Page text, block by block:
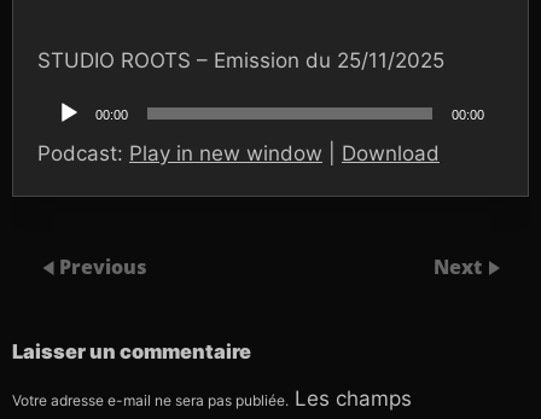
STUDIO ROOTS – Emission du 25/11/2025
audio
00:00 00:00
Podcast: Play in new window Download
Previous Next
Laisser un commentaire
Votre adresse e-mail ne sera pas publiée. Les champs